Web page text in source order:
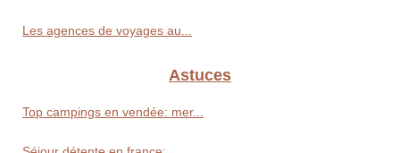
Les agences de voyages au...
Astuces
Top campings en vendée: mer...